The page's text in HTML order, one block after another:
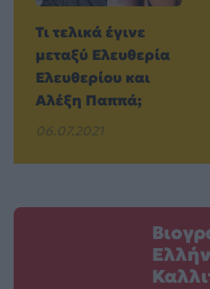
Τι τελικά έγινε
μεταξύ Ελευθερία
Ελευθερίου και
Αλέξη Παππά;
06.07.2021